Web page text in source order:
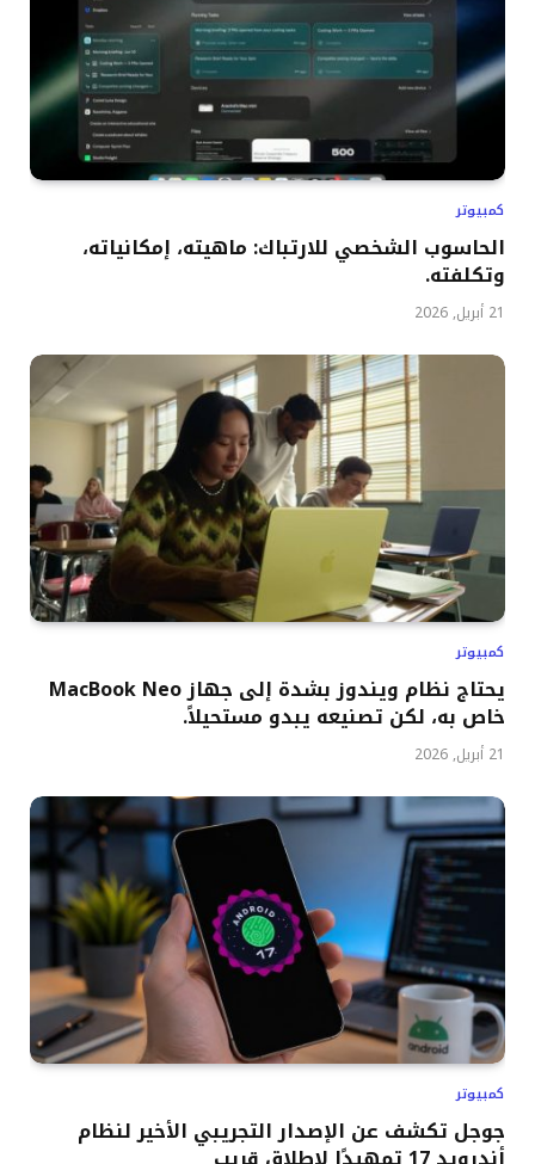
كمبيوتر
الحاسوب الشخصي للارتباك: ماهيته، إمكانياته،
وتكلفته.
21 أبريل, 2026
كمبيوتر
يحتاج نظام ويندوز بشدة إلى جهاز MacBook Neo
خاص به، لكن تصنيعه يبدو مستحيلاً.
21 أبريل, 2026
كمبيوتر
جوجل تكشف عن الإصدار التجريبي الأخير لنظام